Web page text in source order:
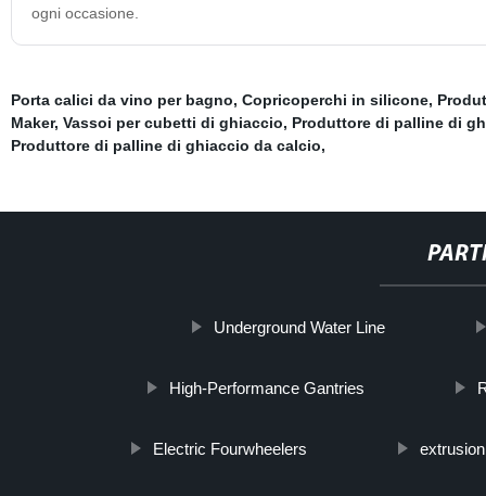
ogni occasione.
Porta calici da vino per bagno, Copricoperchi in silicone,
Maker, Vassoi per cubetti di ghiaccio, Produttore di palline di
Produttore di palline di ghiaccio da calcio,
Underground Water Line
High-Performance Gantries
Electric Fourwheelers